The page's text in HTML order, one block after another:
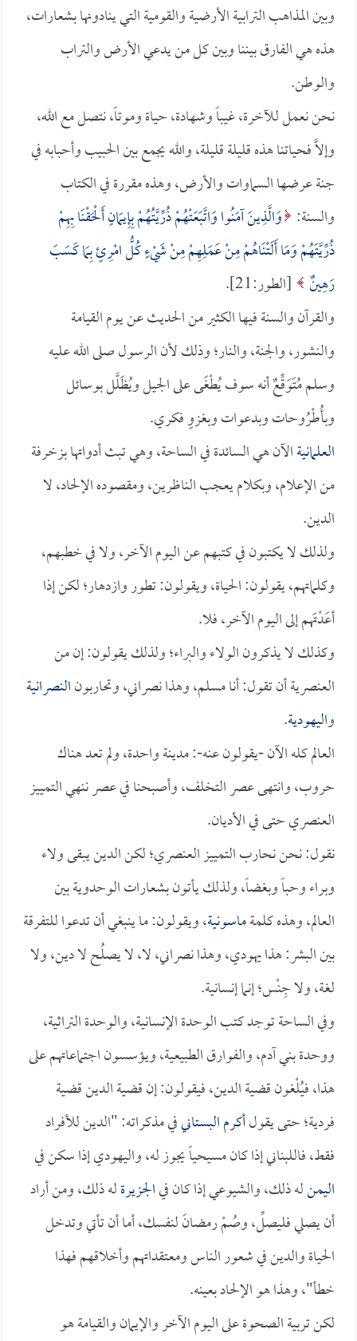
وبين المذاهب الترابية الأرضية والقومية التي ينادونها بشعارات،
هذه هي الفارق بيننا وبين كل من يدعي الأرض والتراب
والوطن.
نحن نعمل للآخرة، غيباً وشهادة، حياة وموتاً، نتصل مع الله،
وإلاَّ فحياتنا هذه قليلة قليلة، والله يجمع بين الحبيب وأحبابه في
جنة عرضها السماوات والأرض، وهذه مقررة في الكتاب
والسنة: وَالَّذِينَ آمَنُوا وَاتَّبَعَتْهُمْ ذُرِّيَّتُهُمْ بِإِيمَانٍ أَلْحَقْنَا بِهِمْ
ذُرِّيَّتَهُمْ وَمَا أَلَتْنَاهُمْ مِنْ عَمَلِهِمْ مِنْ شَيْءٍ كُلُّ امْرِئٍ بِمَا كَسَبَ
رَهِينٌ [الطور:21].
والقرآن والسنة فيها الكثير من الحديث عن يوم القيامة
والنشور، والجنة، والنار؛ وذلك لأن الرسول صلى الله عليه
وسلم مُتَوَقِّعٌ أنه سوف يُطْغَى على الجيل ويُظَلَّل بوسائل
وبأُطْرُوحات وبدعوات وبغزوٍ فكري.
العلمانيةالآن هي السائدة في الساحة، وهي تبث أدواتها بزخرفة
من الإعلام، وبكلام يعجب الناظرين، ومقصوده الإلحاد، لا
الدين.
ولذلك لا يكتبون في كتبهم عن اليوم الآخر، ولا في خطبهم،
وكلماتهم، يقولون: الحياة، ويقولون: تطور وازدهار؛ لكن إذا
أعَدْتَهم إلى اليوم الآخر، فلا.
وكذلك لا يذكرون الولاء والبراء؛ ولذلك يقولون: إن من
العنصرية أن تقول: أنا مسلم، وهذا نصراني، وتحاربونالنصرانية
واليهودية.
العالم كله الآن -يقولون عنه-: مدينة واحدة، ولم تعد هناك
حروب، وانتهى عصر التخلف، وأصبحنا في عصر ننهي التمييز
العنصري حتى في الأديان.
نقول: نحن نحارب التمييز العنصري؛ لكن الدين يبقى ولاء
وبراء وحباً وبغضاً، ولذلك يأتون بشعارات الوحدوية بين
العالم، وهذه كلمةماسونية، ويقولون: ما ينبغي أن تدعوا للتفرقة
بين البشر: هذا يهودي، وهذا نصراني، لا، لا يصلُح لا دين، ولا
لغة، ولا جِنْس؛ إنما إنسانية.
وفي الساحة توجد كتب الوحدة الإنسانية، والوحدة التراثية،
ووحدة بني آدم، والفوارق الطبيعية، ويؤسسون اجتماعاتهم على
هذا، فيُلْغون قضية الدين، فيقولون: إن قضية الدين قضية
فردية؛ حتى يقولأكرم البستانيفي مذكراته: "الدين للأفراد
فقط، فاللبناني إذا كان مسيحياً يجوز له، واليهودي إذا سكن في
اليمنله ذلك، والشيوعي إذا كان فيالجزيرةله ذلك، ومن أراد
أن يصلي فليصلِّ، وصُمْ رمضانَ لنفسك، أما أن تأتي وتدخل
الحياة والدين في شعور الناس ومعتقداتهم وأخلاقهم فهذا
خطأ"، وهذا هو الإلحاد بعينه.
لكن تربية الصحوة على اليوم الآخر والإيمان والقيامة هو